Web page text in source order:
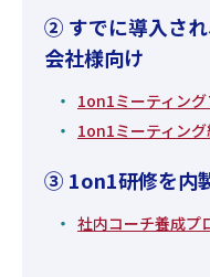
② すでに導入さ
会社様向け
1on1ミーティン
1on1ミーティン
③ 1on1研修を内
社内コーチ養成